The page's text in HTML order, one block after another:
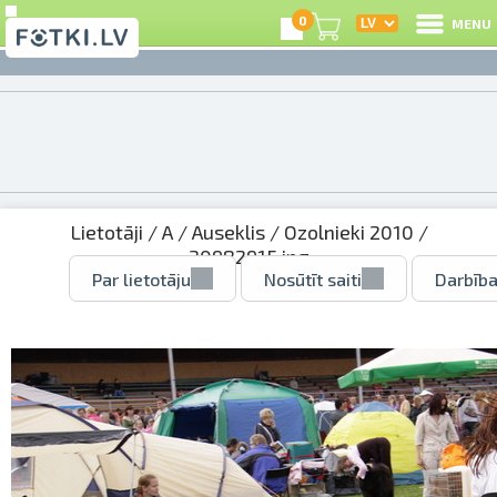
0 MENU
Lietotāji /A/Auseklis/ Ozolnieki 2010 /
30982915.jpg
Par lietotāju Nosūtīt saiti